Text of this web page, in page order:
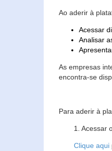
Ao aderir à
Acessar
Analisar
As empresas
encontra-se
Para aderir à
1. Acessar
Clique aqui